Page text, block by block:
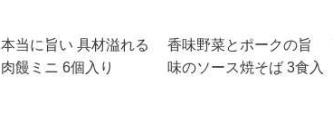
本当に旨い 具材溢れる
肉饅ミニ 6個入り
香味野菜とポークの旨
味のソース焼そば 3食入